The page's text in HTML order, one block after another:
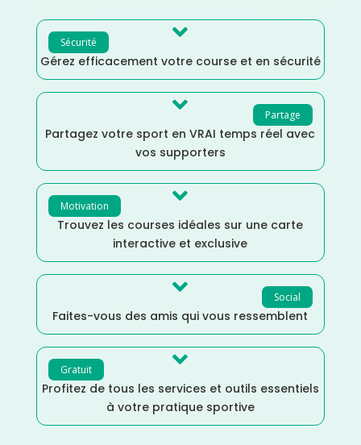
Sécurité 
Gérez efficacement votre course et en sécurité
Partage

Partagez votre sport en VRAI temps réel avec
vos supporters
Motivation 
Trouvez les courses idéales sur une carte
interactive et exclusive
Social

Faites-vous des amis qui vous ressemblent
Gratuit 
Profitez de tous les services et outils essentiels
à votre pratique sportive